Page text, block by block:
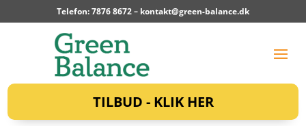
Telefon: 7876 8672 – kontakt@green-balance.dk
TILBUD - KLIK HER